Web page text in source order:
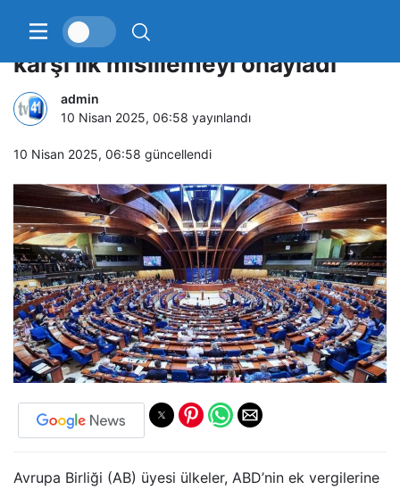
AB ülkeleri ABD’nin tarifelerine
karşı ilk misillemeyi onayladı
admin
10 Nisan 2025, 06:58 yayınlandı
10 Nisan 2025, 06:58 güncellendi
Avrupa Birliği (AB) üyesi ülkeler, ABD’nin ek vergilerine